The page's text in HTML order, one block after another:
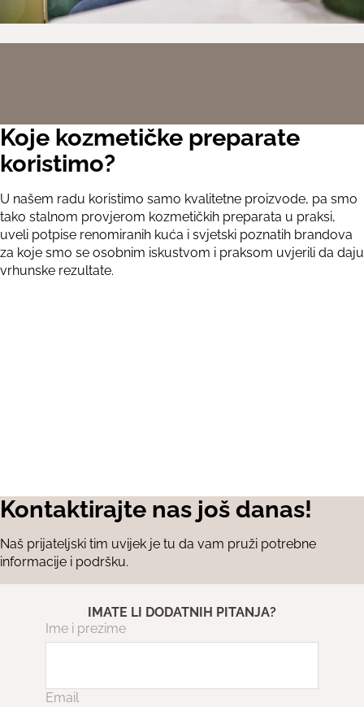
Koje kozmetičke preparate
koristimo?
U našem radu koristimo samo kvalitetne proizvode, pa smo
tako stalnom provjerom kozmetičkih preparata u praksi,
uveli potpise renomiranih kuća i svjetski poznatih brandova
za koje smo se osobnim iskustvom i praksom uvjerili da daju
vrhunske rezultate.
Kontaktirajte nas još danas!
Naš prijateljski tim uvijek je tu da vam pruži potrebne
informacije i podršku.
IMATE LI DODATNIH PITANJA?
Ime i prezime
Email